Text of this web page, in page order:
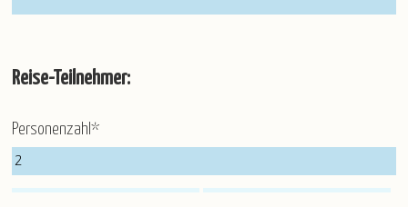
Reise-Teilnehmer:
Personenzahl*